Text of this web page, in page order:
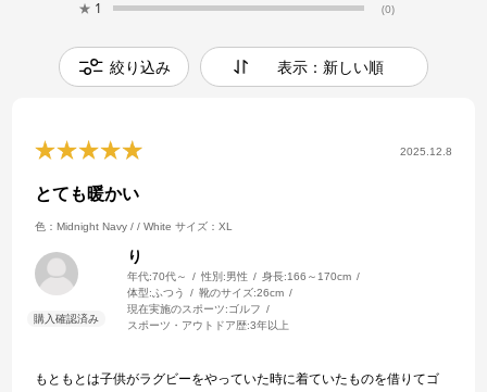
★ 1 (0)
絞り込み 表示：新しい順
2025.12.8
とても暖かい
色：Midnight Navy / / White サイズ：XL
り
年代:70代～ 性別:男性 身長:166～170cm
体型: ふつう 靴のサイズ:26cm
現在実施のスポーツ:ゴルフ
スポーツ・アウトドア歴:3年以上
もともとは子供がラグビーをやっていた時に着ていたものを借りてゴ